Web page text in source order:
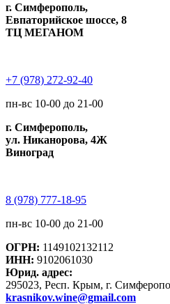
г. Симферополь,
Евпаторийское шоссе, 8
ТЦ МЕГАНОМ
+7 (978) 272-92-40
пн-вс 10-00 до 21-00
г. Симферополь,
ул. Никанорова, 4Ж
Виноград
8 (978) 777-18-95
пн-вс 10-00 до 21-00
ОГРН: 1149102132112
ИНН: 9102061030
Юрид. адрес:
295023, Респ. Крым, г.
krasnikov.wine@gmail.com